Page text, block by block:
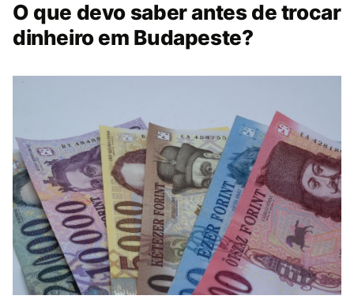
O que devo saber antes de trocar
dinheiro em Budapeste?